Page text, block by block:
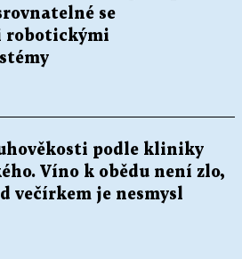
se
robotickými
podle kliniky
Víno k obědu není zlo,
večírkem je nesmysl